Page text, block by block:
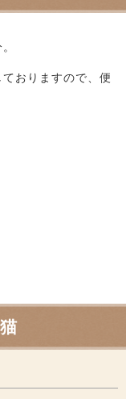
おりますので、便